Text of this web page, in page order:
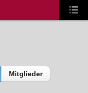
Mitglieder